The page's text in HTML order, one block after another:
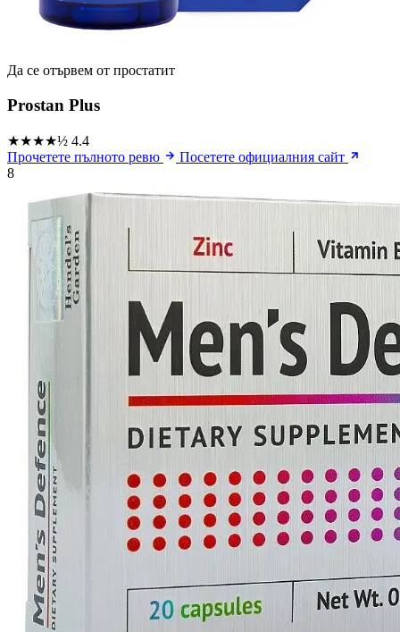
Да се ​​отървем от простатит
Prostan Plus
★★★★½ 4.4
Прочетете пълното ревю
Посетете официалния сайт
8